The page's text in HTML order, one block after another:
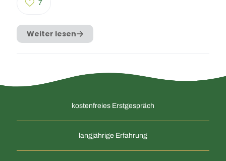
7
Weiter lesen
kostenfreies Erstgespräch
langjährige Erfahrung